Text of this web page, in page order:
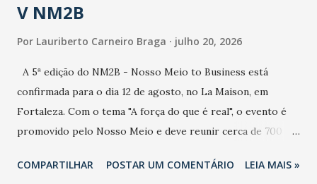
V NM2B
Por Lauriberto Carneiro Braga julho 20, 2026
A 5ª edição do NM2B - Nosso Meio to Business está
confirmada para o dia 12 de agosto, no La Maison, em
Fortaleza. Com o tema "A força do que é real", o evento é
promovido pelo Nosso Meio e deve reunir cerca de 700
e lideranças do Mercado Nacional. Desde 2022, o NM2B
COMPARTILHAR POSTAR UM COMENTÁRIO LEIA MAIS »